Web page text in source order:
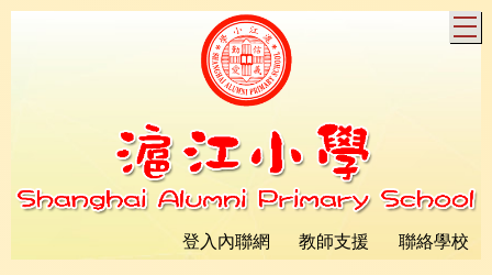
登入內聯網 教師支援 聯絡學校